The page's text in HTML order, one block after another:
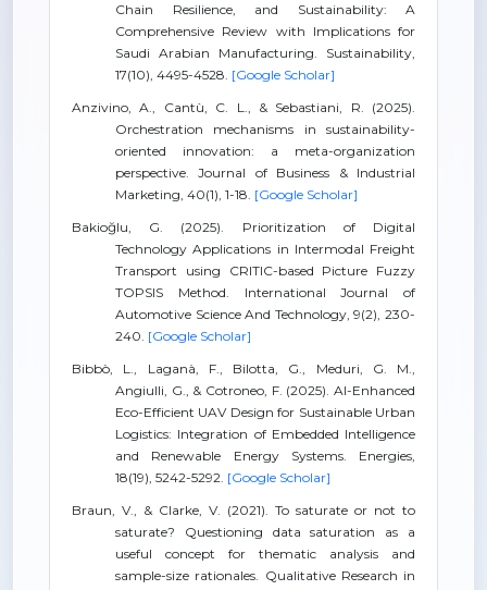
Chain Resilience, and Sustainability: A
Comprehensive Review with Implications for
Saudi Arabian Manufacturing. Sustainability,
17(10), 4495-4528. [Google Scholar]
Anzivino, A., Cantù, C. L., & Sebastiani, R. (2025).
Orchestration mechanisms in sustainability-
oriented innovation: a meta-organization
perspective. Journal of Business & Industrial
Marketing, 40(1), 1-18. [Google Scholar]
Bakioğlu, G. (2025). Prioritization of Digital
Technology Applications in Intermodal Freight
Transport using CRITIC-based Picture Fuzzy
TOPSIS Method. International Journal of
Automotive Science And Technology, 9(2), 230-
240. [Google Scholar]
Bibbò, L., Laganà, F., Bilotta, G., Meduri, G. M.,
Angiulli, G., & Cotroneo, F. (2025). AI-Enhanced
Eco-Efficient UAV Design for Sustainable Urban
Logistics: Integration of Embedded Intelligence
and Renewable Energy Systems. Energies,
18(19), 5242-5292. [Google Scholar]
Braun, V., & Clarke, V. (2021). To saturate or not to
saturate? Questioning data saturation as a
useful concept for thematic analysis and
sample-size rationales. Qualitative Research in